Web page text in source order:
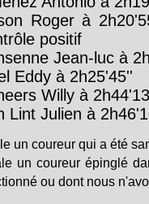
Roger à
positif
Jean-luc à
Eddy à 2h25'45''
Willy à
Lint Julien à
un coureur qui a été
un coureur épinglé
ou dont nous